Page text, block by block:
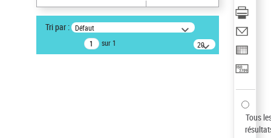
Type de notice d'autorité
Tri par : Défaut
sur 1
20
résultats/page
Tous